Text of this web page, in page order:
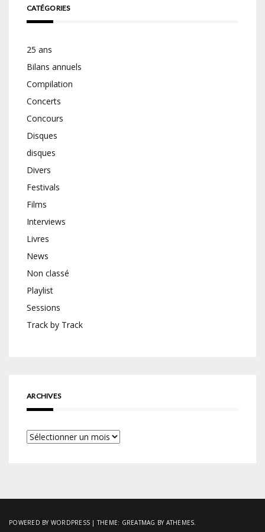
CATÉGORIES
25 ans
Bilans annuels
Compilation
Concerts
Concours
Disques
disques
Divers
Festivals
Films
Interviews
Livres
News
Non classé
Playlist
Sessions
Track by Track
ARCHIVES
Archives
POWERED BY WORDPRESS |THEME: GREATMAG BY ATHEMES.